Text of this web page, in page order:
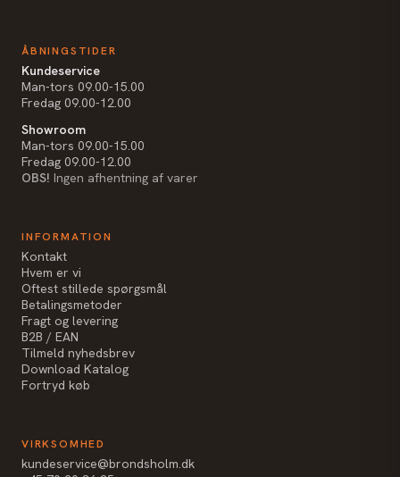
ÅBNINGSTIDER
Kundeservice
Man-tors 09.00-15.00
Fredag 09.00-12.00
Showroom
Man-tors 09.00-15.00
Fredag 09.00-12.00
OBS! Ingen afhentning af varer
INFORMATION
Kontakt
Hvem er vi
Oftest stillede spørgsmål
Betalingsmetoder
Fragt og levering
B2B / EAN
Tilmeld nyhedsbrev
Download Katalog
Fortryd køb
VIRKSOMHED
kundeservice@brondsholm.dk